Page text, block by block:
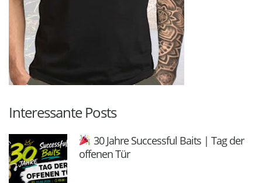
Interessante Posts
30 Jahre Successful Baits | Tag der
offenen Tür